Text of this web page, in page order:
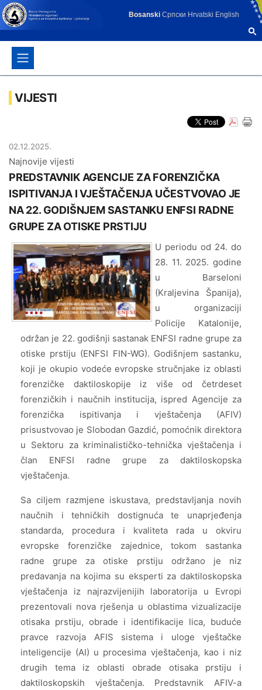
Bosanski Српски Hrvatski English
VIJESTI
02.12.2025.
Najnovije vijesti
PREDSTAVNIK AGENCIJE ZA FORENZIČKA
ISPITIVANJA I VJEŠTAČENJA UČESTVOVAO JE
NA 22. GODIŠNJEM SASTANKU ENFSI RADNE
GRUPE ZA OTISKE PRSTIJU
U periodu od 24. do
28. 11. 2025. godine
u Barseloni
(Kraljevina Španija),
u organizaciji
Policije Katalonije,
održan je 22. godišnji sastanak ENFSI radne grupe za
otiske prstiju (ENFSI FIN-WG). Godišnjem sastanku,
koji je okupio vodeće evropske stručnjake iz oblasti
forenzičke daktiloskopije iz više od četrdeset
forenzičkih i naučnih institucija, ispred Agencije za
forenzička ispitivanja i vještačenja (AFIV)
prisustvovao je Slobodan Gazdić, pomoćnik direktora
u Sektoru za kriminalističko-tehnička vještačenja i
član ENFSI radne grupe za daktiloskopska
vještačenja.
Sa ciljem razmjene iskustava, predstavljanja novih
naučnih i tehničkih dostignuća te unaprjeđenja
standarda, procedura i kvaliteta rada u okviru
evropske forenzičke zajednice, tokom sastanka
radne grupe za otiske prstiju održano je niz
predavanja na kojima su eksperti za daktiloskopska
vještačenja iz najrazvijenijih laboratorija u Evropi
prezentovali nova rješenja u oblastima vizualizacije
otisaka prstiju, obrade i identifikacije lica, buduće
pravce razvoja AFIS sistema i uloge vještačke
inteligencije (AI) u procesima vještačenja, kao i niz
drugih tema iz oblasti obrade otisaka prstiju i
daktiloskopskih vještačenja. Predstavnik AFIV-a